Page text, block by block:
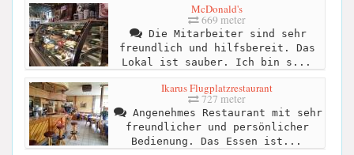
McDonald's
669 meter
Die Mitarbeiter sind sehr
freundlich und hilfsbereit. Das
Lokal ist sauber. Ich bin s...
Ikarus Flugplatzrestaurant
727 meter
Angenehmes Restaurant mit sehr
freundlicher und persönlicher
Bedienung. Das Essen ist...